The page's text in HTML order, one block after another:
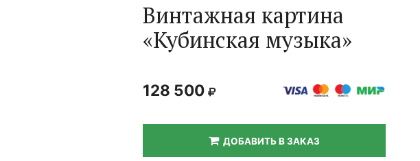
Винтажная картина
«Кубинская музыка»
128 500
ДОБАВИТЬ В ЗАКАЗ